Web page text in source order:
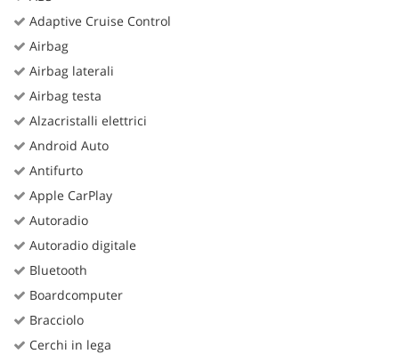
Adaptive Cruise Control
Airbag
Airbag laterali
Airbag testa
Alzacristalli elettrici
Android Auto
Antifurto
Apple CarPlay
Autoradio
Autoradio digitale
Bluetooth
Boardcomputer
Bracciolo
Cerchi in lega